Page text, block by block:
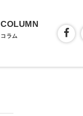
COLUMN
コラム